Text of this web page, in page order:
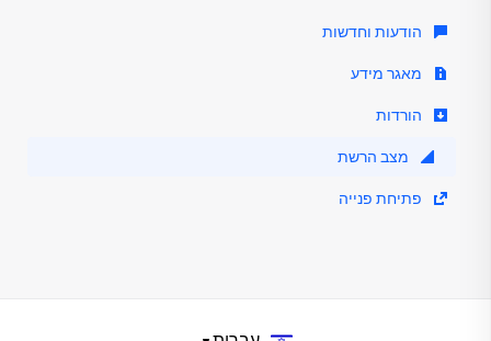
הודעות וחדשות
מאגר מידע
הורדות
מצב הרשת
פתיחת פנייה